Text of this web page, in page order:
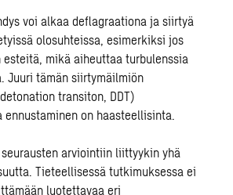
voi alkaa deflagraationa ja siirtyä
olosuhteissa, esimerkiksi jos
mikä aiheuttaa turbulenssia
Juuri tämän siirtymäilmiön
transiton, DDT)
ennustaminen on haasteellisinta.
arviointiin liittyykin yhä
Tieteellisessä tutkimuksessa ei
luotettavaa eri